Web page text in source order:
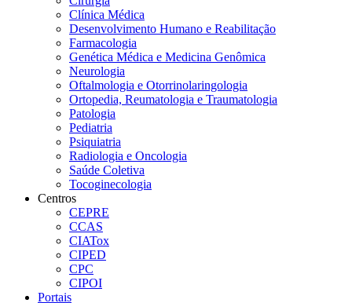
Clínica Médica
Desenvolvimento Humano e Reabilitação
Farmacologia
Genética Médica e Medicina Genômica
Neurologia
Oftalmologia e Otorrinolaringologia
Ortopedia, Reumatologia e Traumatologia
Patologia
Pediatria
Psiquiatria
Radiologia e Oncologia
Saúde Coletiva
Tocoginecologia
Centros
CEPRE
CCAS
CIATox
CIPED
CPC
CIPOI
Portais